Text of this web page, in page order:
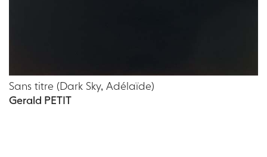
Sans titre (Dark Sky, Adélaïde)
Gerald PETIT